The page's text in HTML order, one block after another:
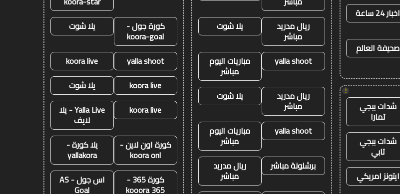
اخبار 24 ساعة
صحيفة العالم
!
شدات ببجي
تمارا
شدات ببجي
تابي
ايتونز امريكي
ريال مدريد
مباشر
يلا شوت
yalla shoot مباريات اليوم
مباشر
ريال مدريد
مباشر
يلا شوت
yalla shoot مباريات اليوم
مباشر
برشلونة مباشر
ريال مدريد
مباشر
كورة جول -
koora-goal
يلا شوت
yalla shoot
koora live
koora live
يلا شوت
koora live
Yalla Live - يلا
لايف
كورة اون لاين -
koora onl
يلا كورة -
yallakora
كورة 365 -
kooora 365
اس جول - AS
Goal